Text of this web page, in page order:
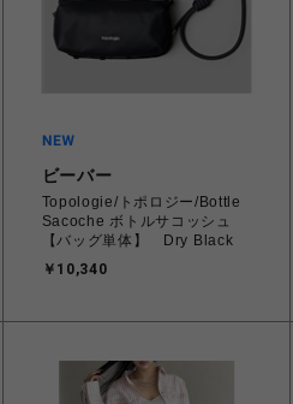
ビーバー
Topologie/トポロジー/Bottle
Sacoche ボトルサコッシュ
【バッグ単体】 Dry Black
￥10,340